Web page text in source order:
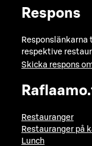
Respons
respektive
Skicka respons
Restauranger
Restauranger på
Lunch